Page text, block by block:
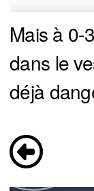
Mais à 0-
dans le
déjà